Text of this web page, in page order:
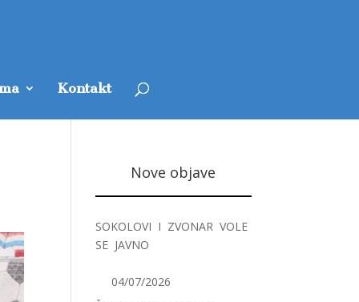
Kontakt
Nove objave
SOKOLOVI I ZVONAR VOLE
SE JAVNO
04/07/2026